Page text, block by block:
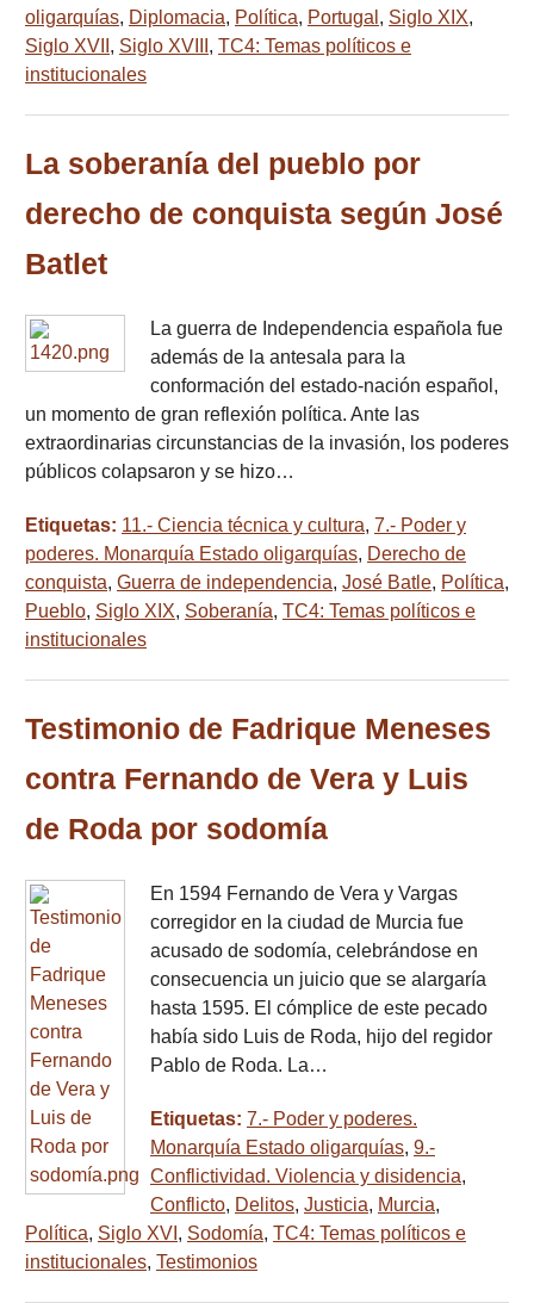
oligarquías, Diplomacia, Política, Portugal , Siglo XIX,
Siglo XVII , Siglo XVIII , TC4: Temas políticos e
institucionales
La soberanía del pueblo por
derecho de conquista según José
Batlet
La guerra de Independencia española fue
además de la antesala para la
conformación del estado-nación español,
un momento de gran reflexión política. Ante las
extraordinarias circunstancias de la invasión, los poderes
públicos colapsaron y se hizo…
Etiquetas: 11.- Ciencia técnica y cultura, 7.- Poder y
poderes. Monarquía Estado oligarquías, Derecho de
conquista, Guerra de independencia, José Batle, Política,
Pueblo, Siglo XIX, Soberanía, TC4: Temas políticos e
institucionales
Testimonio de Fadrique Meneses
contra Fernando de Vera y Luis
de Roda por sodomía
En 1594 Fernando de Vera y Vargas
corregidor en la ciudad de Murcia fue
acusado de sodomía, celebrándose en
consecuencia un juicio que se alargaría
hasta 1595. El cómplice de este pecado
había sido Luis de Roda, hijo del regidor
Pablo de Roda. La…
Etiquetas: 7.- Poder y poderes.
Monarquía Estado oligarquías, 9.-
Conflictividad. Violencia y disidencia,
Conflicto, Delitos, Justicia, Murcia,
Política, Siglo XVI , Sodomía, TC4: Temas políticos e
institucionales, Testimonios